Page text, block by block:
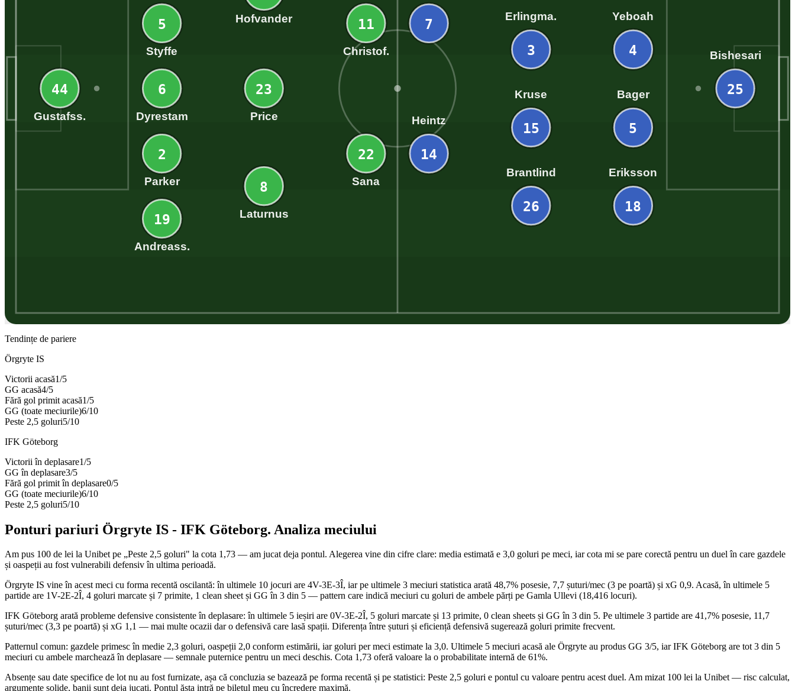
44
Gustafss.
5
Styffe
6
Dyrestam
2
Parker
19
Andreass.
Hofvander
23
Price
8
Laturnus
11
Christof.
22
Sana
25
Bishesari
4
Yeboah
5
Bager
18
Eriksson
3
Erlingma.
15
Kruse
26
Brantlind
7
14
Heintz
Tendințe de pariere
Örgryte IS
Victorii acasă1/5
GG acasă4/5
Fără gol primit acasă1/5
GG (toate meciurile)6/10
Peste 2,5 goluri5/10
IFK Göteborg
Victorii în deplasare1/5
GG în deplasare3/5
Fără gol primit în deplasare0/5
GG (toate meciurile)6/10
Peste 2,5 goluri5/10
Ponturi pariuri Örgryte IS - IFK Göteborg. Analiza meciului
Am pus 100 de lei la Unibet pe „Peste 2,5 goluri" la cota 1,73 — am jucat deja pontul. Alegerea vine din cifre clare: media estimată e 3,0 goluri pe meci, iar cota mi se pare corectă pentru un duel în care gazdele
și oaspeții au fost vulnerabili defensiv în ultima perioadă.
Örgryte IS vine în acest meci cu forma recentă oscilantă: în ultimele 10 jocuri are 4V-3E-3Î, iar pe ultimele 3 meciuri statistica arată 48,7% posesie, 7,7 șuturi/mec (3 pe poartă) și xG 0,9. Acasă, în ultimele 5
partide are 1V-2E-2Î, 4 goluri marcate și 7 primite, 1 clean sheet și GG în 3 din 5 — pattern care indică meciuri cu goluri de ambele părți pe Gamla Ullevi (18,416 locuri).
IFK Göteborg arată probleme defensive consistente în deplasare: în ultimele 5 ieșiri are 0V-3E-2Î, 5 goluri marcate și 13 primite, 0 clean sheets și GG în 3 din 5. Pe ultimele 3 partide are 41,7% posesie, 11,7
șuturi/mec (3,3 pe poartă) și xG 1,1 — mai multe ocazii dar o defensivă care lasă spații. Diferența între șuturi și eficiență defensivă sugerează goluri primite frecvent.
Patternul comun: gazdele primesc în medie 2,3 goluri, oaspeții 2,0 conform estimării, iar goluri per meci estimate la 3,0. Ultimele 5 meciuri acasă ale Örgryte au produs GG 3/5, iar IFK Göteborg are tot 3 din 5
meciuri cu ambele marchează în deplasare — semnale puternice pentru un meci deschis. Cota 1,73 oferă valoare la o probabilitate internă de 61%.
Absențe sau date specifice de lot nu au fost furnizate, așa că concluzia se bazează pe forma recentă și pe statistici: Peste 2,5 goluri e pontul cu valoare pentru acest duel. Am mizat 100 lei la Unibet — risc calculat,
argumente solide, banii sunt deja jucați. Pontul ăsta intră pe biletul meu cu încredere maximă.